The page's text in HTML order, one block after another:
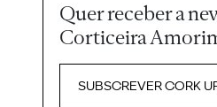
Quer receber a
Corticeira
SUBSCREVER CORK